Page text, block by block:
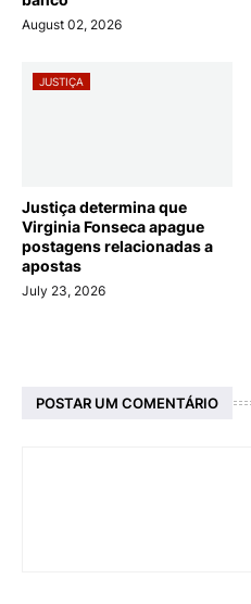
August 02, 2026
JUSTIÇA
Justiça determina que
Virginia Fonseca apague
postagens relacionadas a
apostas
July 23, 2026
POSTAR UM COMENTÁRIO